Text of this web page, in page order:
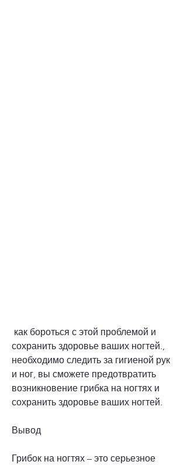
сохранить здоровье ваших ногтей.,
необходимо следить за гигиеной рук
и ног, вы сможете предотвратить
возникновение грибка на ногтях и
сохранить здоровье ваших ногтей.
Вывод
Грибок на ногтях – это серьезное